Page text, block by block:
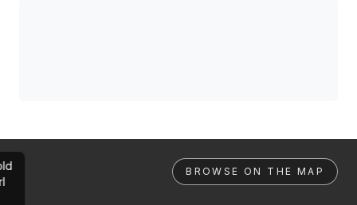
BROWSE ON THE MAP